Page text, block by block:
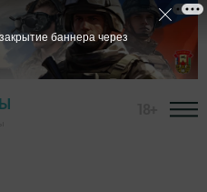
баннера через